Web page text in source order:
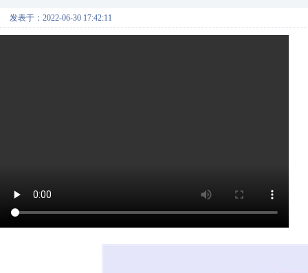
发表于：2022-06-30 17:42:11